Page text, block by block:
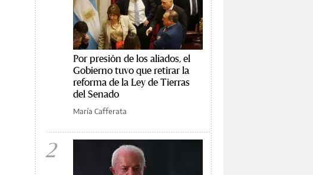
Por presión de los aliados, el
Gobierno tuvo que retirar la
reforma de la Ley de Tierras
del Senado
María Cafferata
2